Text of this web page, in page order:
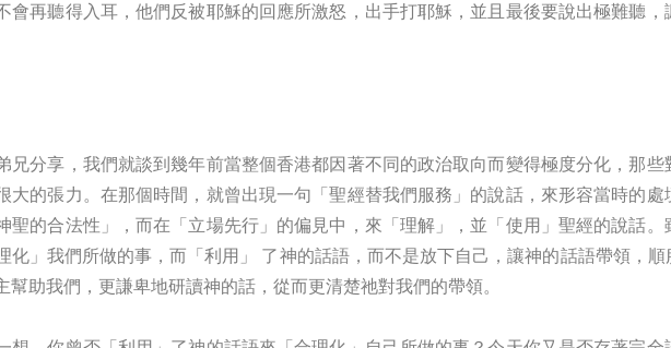
會再聽得入耳，他們反被耶穌的回應所激怒，出手打耶穌，並且最後要說出極難聽
兄分享，我們就談到幾年前當整個香港都因著不同的政治取向而變得極度分化，那
大的張力。在那個時間，就曾出現一句「聖經替我們服務」的說話，來形容當時的
聖的合法性」，而在「立場先行」的偏見中，來「理解」，並「使用」聖經的說話
化」我們所做的事，而「利用」 了神的話語，而不是放下自己，讓神的話語帶領，
幫助我們，更謙卑地研讀神的話，從而更清楚祂對我們的帶領。